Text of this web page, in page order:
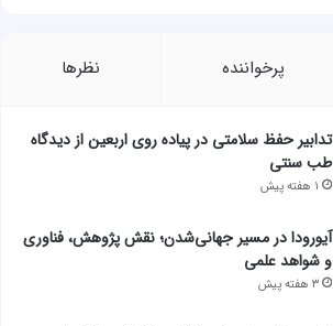
پرخواننده نظرها
تدابیر حفظ سلامتی در پیاده روی اربعین از دیدگاه
طب سنتی
۱ هفته پیش
آیورودا در مسیر جهانی‌شدن؛ نقش پژوهش، فناوری
و شواهد علمی
۳ هفته پیش